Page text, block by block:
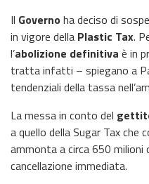
Il Governo ha deciso di
in vigore della Plastic Tax.
l’abolizione definitiva è in
tratta infatti – spiegano a
tendenziali della tassa
La messa in conto del
a quello della Sugar Tax che
ammonta a circa 650 milioni
cancellazione immediata.